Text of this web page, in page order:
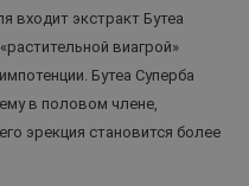
входит экстракт Бутеа
виагрой»
Бутеа Суперба
в половом члене,
эрекция становится более